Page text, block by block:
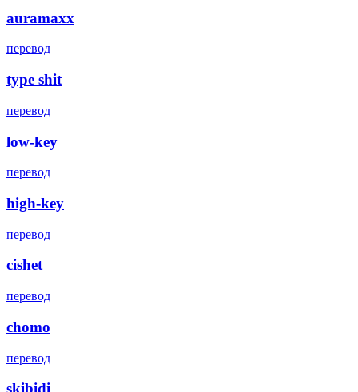
auramaxx
перевод
type shit
перевод
low-key
перевод
high-key
перевод
cishet
перевод
chomo
перевод